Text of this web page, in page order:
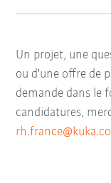
Un projet, une
ou d'une offre de
demande dans le
candidatures,